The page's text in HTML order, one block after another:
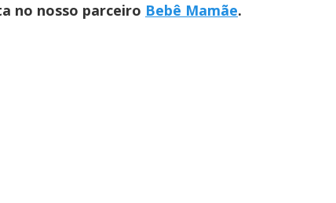
no nosso parceiro Bebê Mamãe.